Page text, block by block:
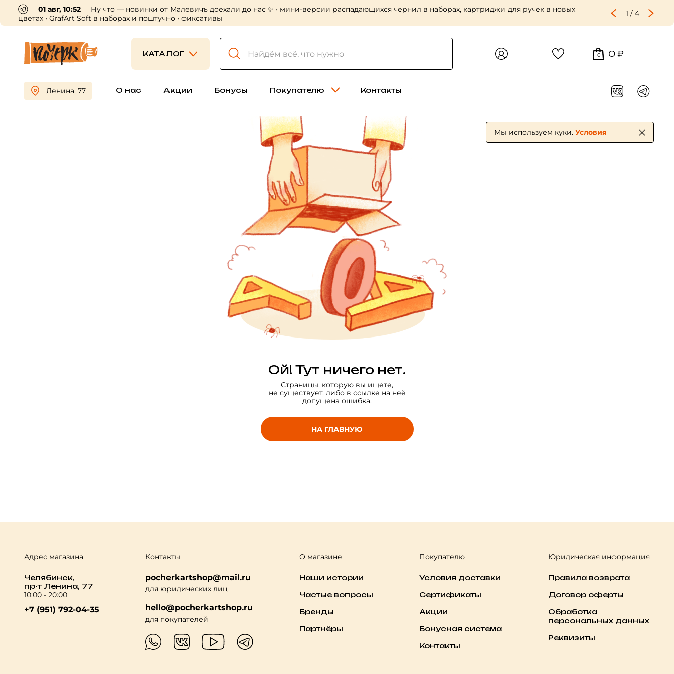
01 авг, 10:52
Ну что — новинки от Малевичъ доехали до нас ✨ • мини-версии распадающихся чернил в наборах, картриджи для ручек в новых
цветах • GrafArt Soft в наборах и поштучно • фиксативы
1 / 4
КАТАЛОГ 0 0 ₽
Ленина, 77 О нас Акции Бонусы Покупателю Контакты
Ой! Тут ничего нет.
Страницы, которую вы ищете,
не существует, либо в ссылке на неё
допущена ошибка.
НА ГЛАВНУЮ
Адрес магазина
Челябинск,
пр-т Ленина, 77
10:00 - 20:00
+7 (951) 792-04-35
Контакты
pocherkartshop@mail.ru
для юридических лиц
hello@pocherkartshop.ru
для покупателей
О магазине
Наши истории
Частые вопросы
Бренды
Партнёры
Покупателю
Условия доставки
Сертификаты
Акции
Бонусная система
Контакты
Юридическая информация
Правила возврата
Договор оферты
Обработка
персональных данных
Реквизиты
Мы используем куки. Условия